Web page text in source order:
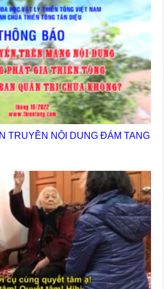
TRUYỀN NỘI DUNG ĐÁM TANG